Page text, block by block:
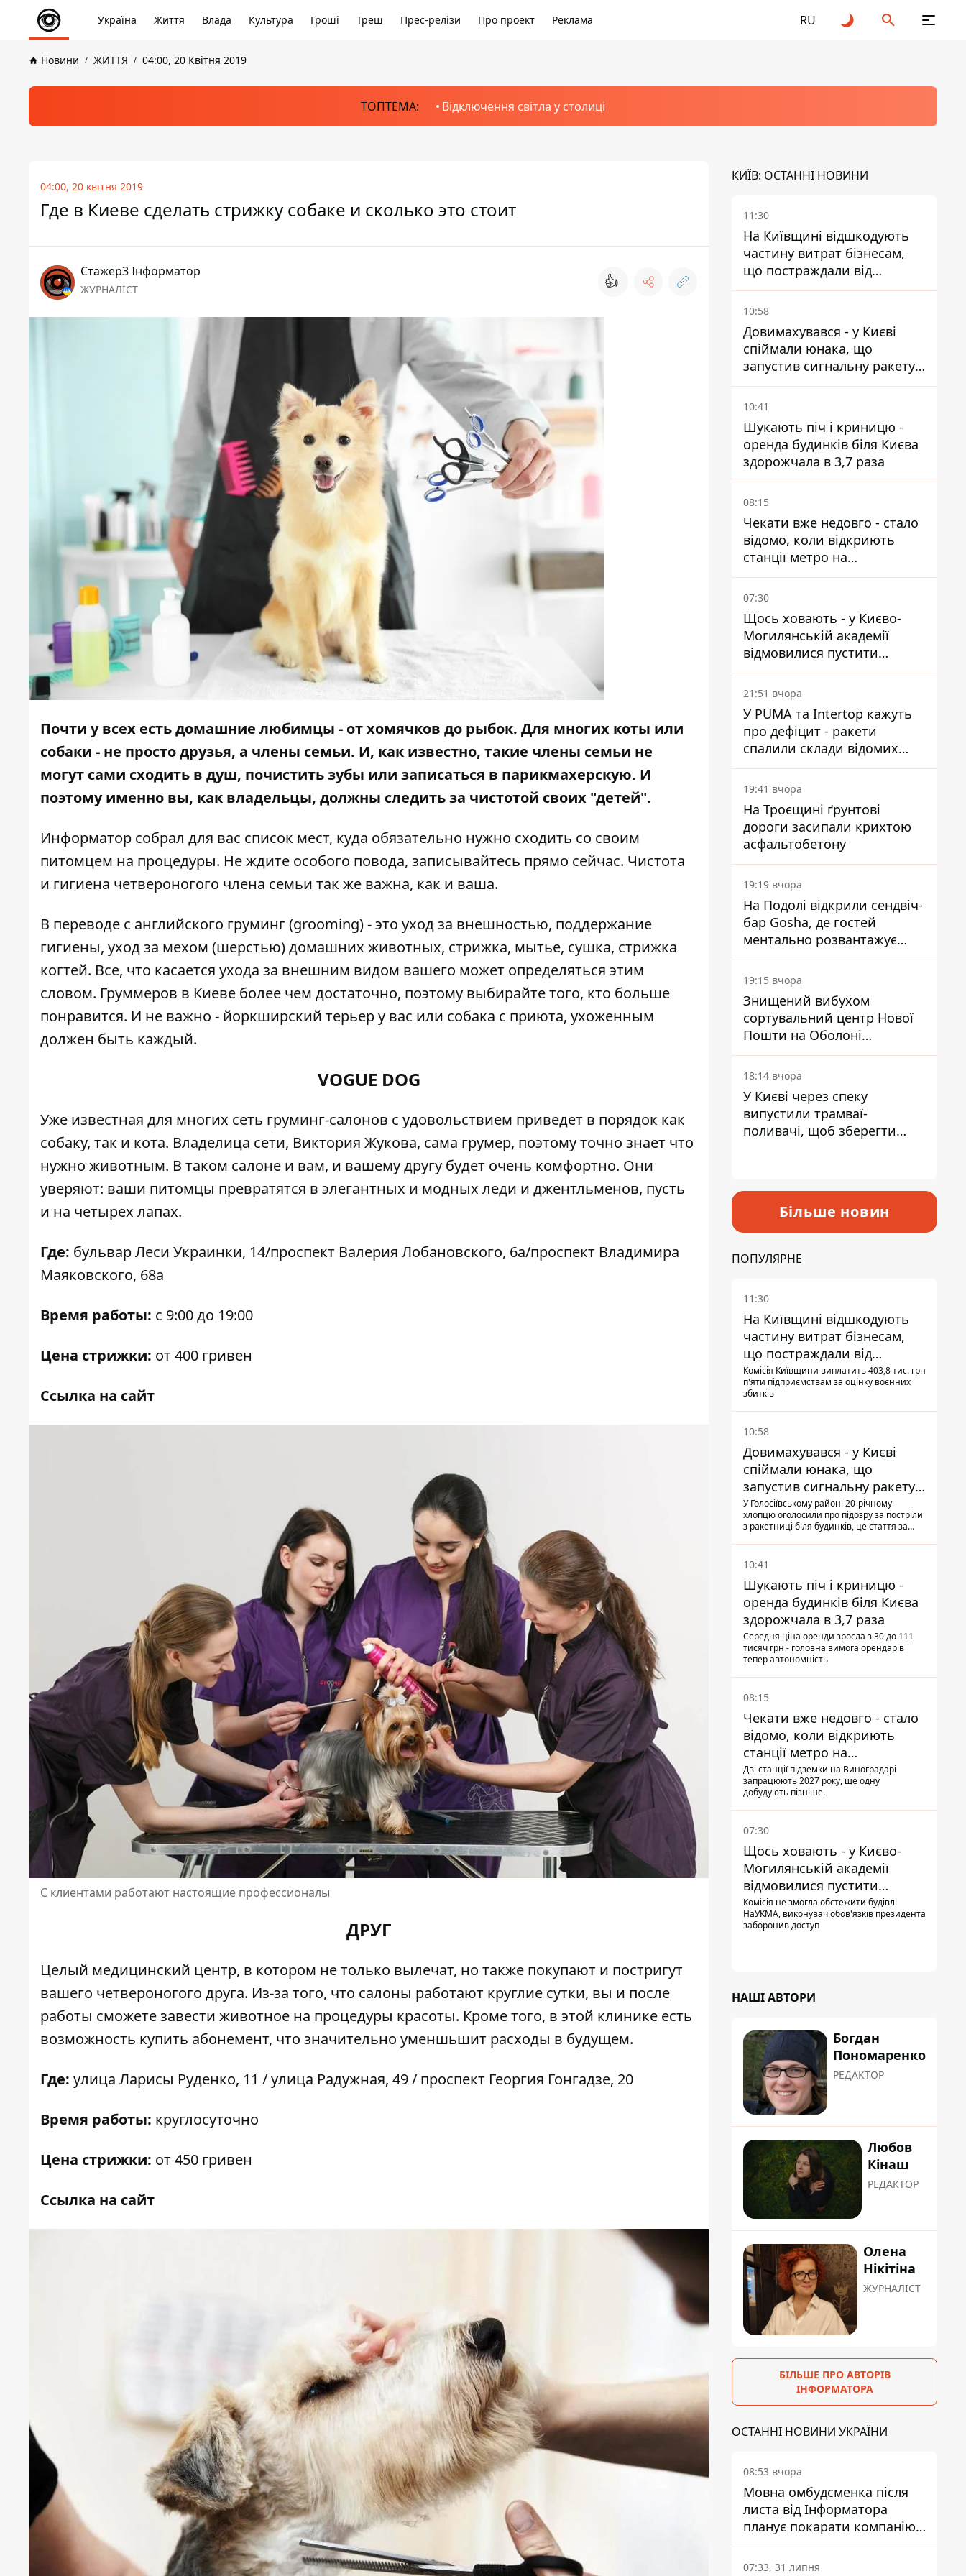
Україна Життя Влада Культура Гроші Треш Прес-релізи Про проект Реклама RU
Новини ЖИТТЯ 04:00, 20 Квітня 2019
ТОПТЕМА: Відключення світла у столиці
04:00, 20 квітня 2019
Где в Киеве сделать стрижку собаке и сколько это стоит
Стажер3 Інформатор
ЖУРНАЛІСТ 👍
Почти у всех есть домашние любимцы - от хомячков до рыбок. Для многих коты или
собаки - не просто друзья, а члены семьи. И, как известно, такие члены семьи не
могут сами сходить в душ, почистить зубы или записаться в парикмахерскую. И
поэтому именно вы, как владельцы, должны следить за чистотой своих "детей".
Информатор собрал для вас список мест, куда обязательно нужно сходить со своим
питомцем на процедуры. Не ждите особого повода, записывайтесь прямо сейчас. Чистота
и гигиена четвероногого члена семьи так же важна, как и ваша.
В переводе с английского груминг (grooming) - это уход за внешностью, поддержание
гигиены, уход за мехом (шерстью) домашних животных, стрижка, мытье, сушка, стрижка
когтей. Все, что касается ухода за внешним видом вашего может определяться этим
словом. Груммеров в Киеве более чем достаточно, поэтому выбирайте того, кто больше
понравится. И не важно - йоркширский терьер у вас или собака с приюта, ухоженным
должен быть каждый.
VOGUE DOG
Уже известная для многих сеть груминг-салонов с удовольствием приведет в порядок как
собаку, так и кота. Владелица сети, Виктория Жукова, сама грумер, поэтому точно знает что
нужно животным. В таком салоне и вам, и вашему другу будет очень комфортно. Они
уверяют: ваши питомцы превратятся в элегантных и модных леди и джентльменов, пусть
и на четырех лапах.
Где: бульвар Леси Украинки, 14/проспект Валерия Лобановского, 6а/проспект Владимира
Маяковского, 68а
Время работы: с 9:00 до 19:00
Цена стрижки: от 400 гривен
Ссылка на сайт
С клиентами работают настоящие профессионалы
ДРУГ
Целый медицинский центр, в котором не только вылечат, но также покупают и постригут
вашего четвероногого друга. Из-за того, что салоны работают круглие сутки, вы и после
работы сможете завести животное на процедуры красоты. Кроме того, в этой клинике есть
возможность купить абонемент, что значительно уменшьшит расходы в будущем.
Где: улица Ларисы Руденко, 11 / улица Радужная, 49 / проспект Георгия Гонгадзе, 20
Время работы: круглосуточно
Цена стрижки: от 450 гривен
Ссылка на сайт
КИЇВ: ОСТАННІ НОВИНИ
11:30
На Київщині відшкодують
частину витрат бізнесам,
що постраждали від
прильотів ракет
10:58
Довимахувався - у Києві
спіймали юнака, що
запустив сигнальну ракету,
аби потішити дівчат
10:41
Шукають піч і криницю -
оренда будинків біля Києва
здорожчала в 3,7 раза
08:15
Чекати вже недовго - стало
відомо, коли відкриють
станції метро на
Виноградарі
07:30
Щось ховають - у Києво-
Могилянській академії
відмовилися пустити
комісію з охорони пам'яток
на територію
21:51 вчора
У PUMA та Intertop кажуть
про дефіцит - ракети
спалили склади відомих
брендів
19:41 вчора
На Троєщині ґрунтові
дороги засипали крихтою
асфальтобетону
19:19 вчора
На Подолі відкрили сендвіч-
бар Gosha, де гостей
ментально розвантажує
акула
19:15 вчора
Знищений вибухом
сортувальний центр Нової
Пошти на Оболоні
запрацював - видають
посилки
18:14 вчора
У Києві через спеку
випустили трамваї-
поливачі, щоб зберегти
Більше новин
ПОПУЛЯРНЕ
11:30
На Київщині відшкодують
частину витрат бізнесам,
що постраждали від
прильотів ракет
Комісія Київщини виплатить 403,8 тис. грн
п'яти підприємствам за оцінку воєнних
збитків
10:58
Довимахувався - у Києві
спіймали юнака, що
запустив сигнальну ракету,
аби потішити дівчат
У Голосіївському районі 20-річному
хлопцю оголосили про підозру за постріли
з ракетниці біля будинків, це стаття за
10:41
Шукають піч і криницю -
оренда будинків біля Києва
здорожчала в 3,7 раза
Середня ціна оренди зросла з 30 до 111
тисяч грн - головна вимога орендарів
тепер автономність
08:15
Чекати вже недовго - стало
відомо, коли відкриють
станції метро на
Виноградарі
Дві станції підземки на Виноградарі
запрацюють 2027 року, ще одну
добудують пізніше.
07:30
Щось ховають - у Києво-
Могилянській академії
відмовилися пустити
комісію з охорони пам'яток
на територію
Комісія не змогла обстежити будівлі
НаУКМА, виконувач обов'язків президента
заборонив доступ
НАШІ АВТОРИ
Богдан
Пономаренко
РЕДАКТОР
Любов
Кінаш
РЕДАКТОР
Олена
Нікітіна
ЖУРНАЛІСТ
БІЛЬШЕ ПРО АВТОРІВ
ІНФОРМАТОРА
ОСТАННІ НОВИНИ УКРАЇНИ
08:53 вчора
Мовна омбудсменка після
листа від Інформатора
планує покарати компанію-
підрядника ПриватБанку
07:33, 31 липня